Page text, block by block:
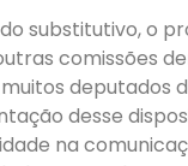
substitutivo, o
comissões
deputados
desse
na